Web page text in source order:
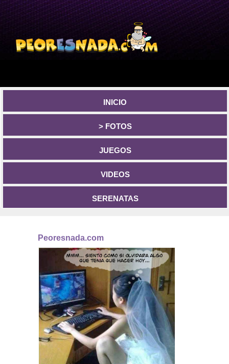
INICIO
> FOTOS
JUEGOS
VIDEOS
SERENATAS
Peoresnada.com